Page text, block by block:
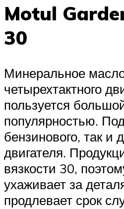
Motul
30
Минеральное
четырехтактного
пользуется
популярностью.
бензинового, так и
двигателя.
вязкости 30,
ухаживает за
продлевает срок